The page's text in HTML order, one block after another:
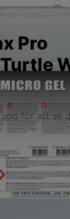
Pro
för att se
med 17 %